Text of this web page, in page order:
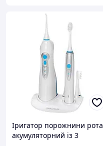
Іригатор порожнини рота
акумуляторний із 3